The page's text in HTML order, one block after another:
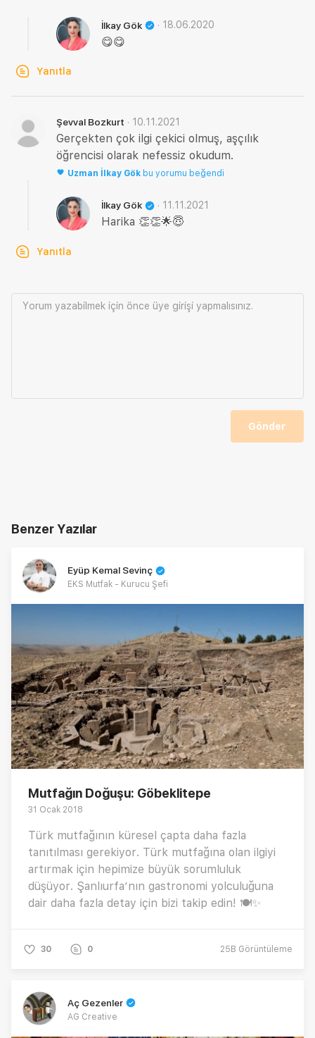
İlkay Gök · 18.06.2020
😋😋
Yanıtla
Şevval Bozkurt · 10.11.2021
Gerçekten çok ilgi çekici olmuş, aşçılık
öğrencisi olarak nefessiz okudum.
Uzman İlkay Gök bu yorumu beğendi
İlkay Gök · 11.11.2021
Harika 👏👏🌟😇
Yanıtla
Yorum yazabilmek için önce üye girişi yapmalısınız.
Gönder
Benzer Yazılar
Eyüp Kemal Sevinç
EKS Mutfak - Kurucu Şefi
Mutfağın Doğuşu: Göbeklitepe
31 Ocak 2018
Türk mutfağının küresel çapta daha fazla
tanıtılması gerekiyor. Türk mutfağına olan ilgiyi
artırmak için hepimize büyük sorumluluk
düşüyor. Şanlıurfa’nın gastronomi yolculuğuna
dair daha fazla detay için bizi takip edin! 🍽✨
30 0 25B Görüntüleme
Aç Gezenler
AG Creative